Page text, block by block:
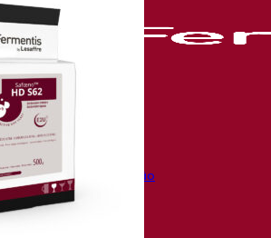
em fermentação
Fermentis
equipe apaixonada